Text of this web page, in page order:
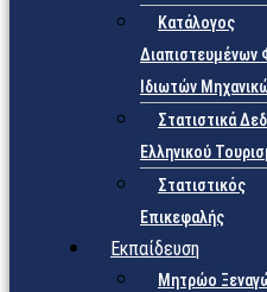
Κατάλογος
Διαπιστευμένων
Ιδιωτών
Στατιστικά
Ελληνικού
Στατιστικός
Επικεφαλής
Εκπαίδευση
Μητρώο